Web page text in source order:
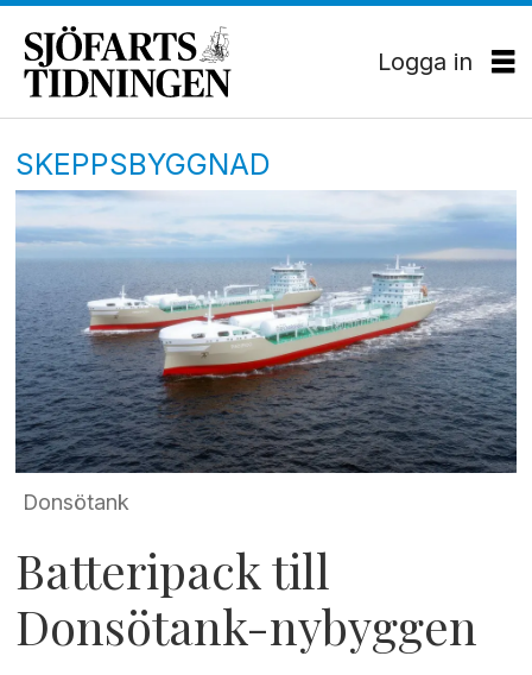
Logga in
SKEPPSBYGGNAD
Donsötank
Batteripack till
Donsötank-nybyggen